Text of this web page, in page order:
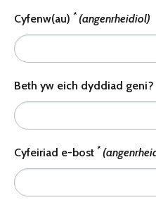
Cyfenw(au) * (angenrheidiol)
Beth yw eich dyddiad geni?
Cyfeiriad e-bost *